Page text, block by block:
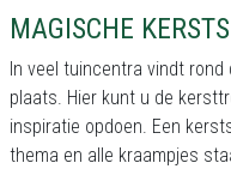
MAGISCHE
In veel tuincentra vindt
plaats. Hier kunt u de
inspiratie opdoen. Een
thema en alle kraampjes